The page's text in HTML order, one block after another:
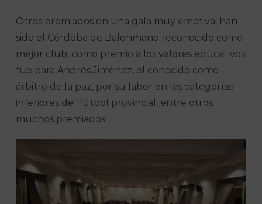
Otros premiados en una gala muy emotiva, han
sido el Córdoba de Balonmano reconocido como
mejor club, como premio a los valores educativos
fue para Andrés Jiménez, el conocido como
árbitro de la paz, por su labor en las categorías
inferiores del fútbol provincial, entre otros
muchos premiados.